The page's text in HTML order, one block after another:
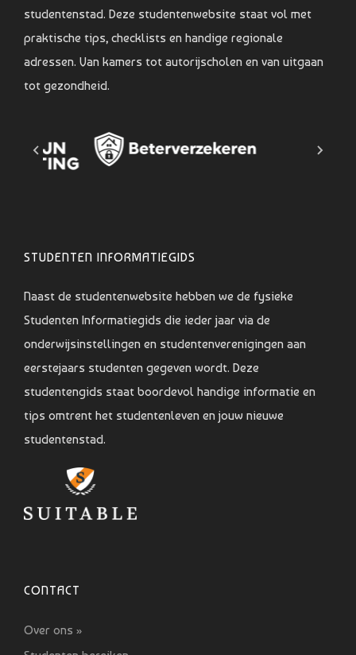
studentenstad. Deze studentenwebsite staat vol met
praktische tips, checklists en handige regionale
adressen. Van kamers tot autorijscholen en van uitgaan
tot gezondheid.
STUDENTEN INFORMATIEGIDS
Naast de studentenwebsite hebben we de fysieke
Studenten Informatiegids die ieder jaar via de
onderwijsinstellingen en studentenverenigingen aan
eerstejaars studenten gegeven wordt. Deze
studentengids staat boordevol handige informatie en
tips omtrent het studentenleven en jouw nieuwe
studentenstad.
CONTACT
Over ons »